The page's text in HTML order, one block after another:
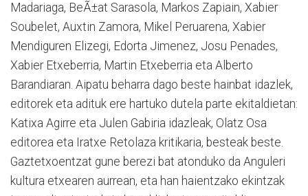
Madariaga, BeÃ±at Sarasola, Markos Zapiain, Xabier
Soubelet, Auxtin Zamora, Mikel Peruarena, Xabier
Mendiguren Elizegi, Edorta Jimenez, Josu Penades,
Xabier Etxeberria, Martin Etxeberria eta Alberto
Barandiaran. Aipatu beharra dago beste hainbat idazlek,
editorek eta adituk ere hartuko dutela parte ekitaldietan:
Katixa Agirre eta Julen Gabiria idazleak, Olatz Osa
editorea eta Iratxe Retolaza kritikaria, besteak beste.
Gaztetxoentzat gune berezi bat atonduko da Anguleri
kultura etxearen aurrean, eta han haientzako ekintzak